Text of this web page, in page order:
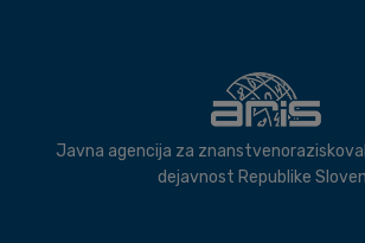
Javna agencija za
dejavnost Republike